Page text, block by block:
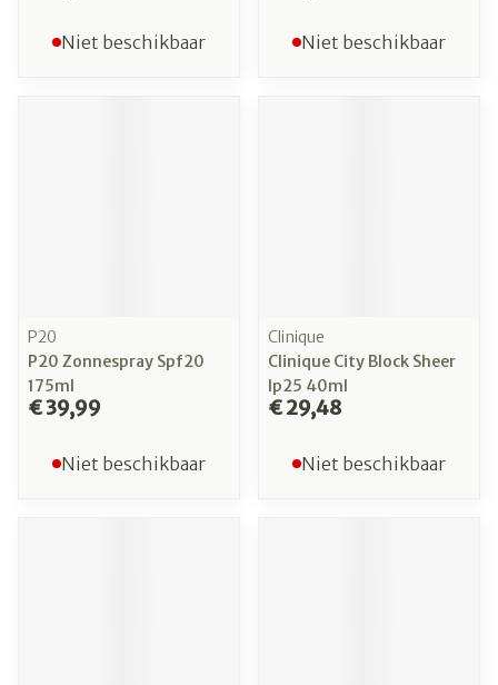
Niet beschikbaar Niet beschikbaar
P20
P20 Zonnespray Spf20
175ml
€ 39,99
Niet beschikbaar
Clinique
Clinique City Block Sheer
Ip25 40ml
€ 29,48
Niet beschikbaar